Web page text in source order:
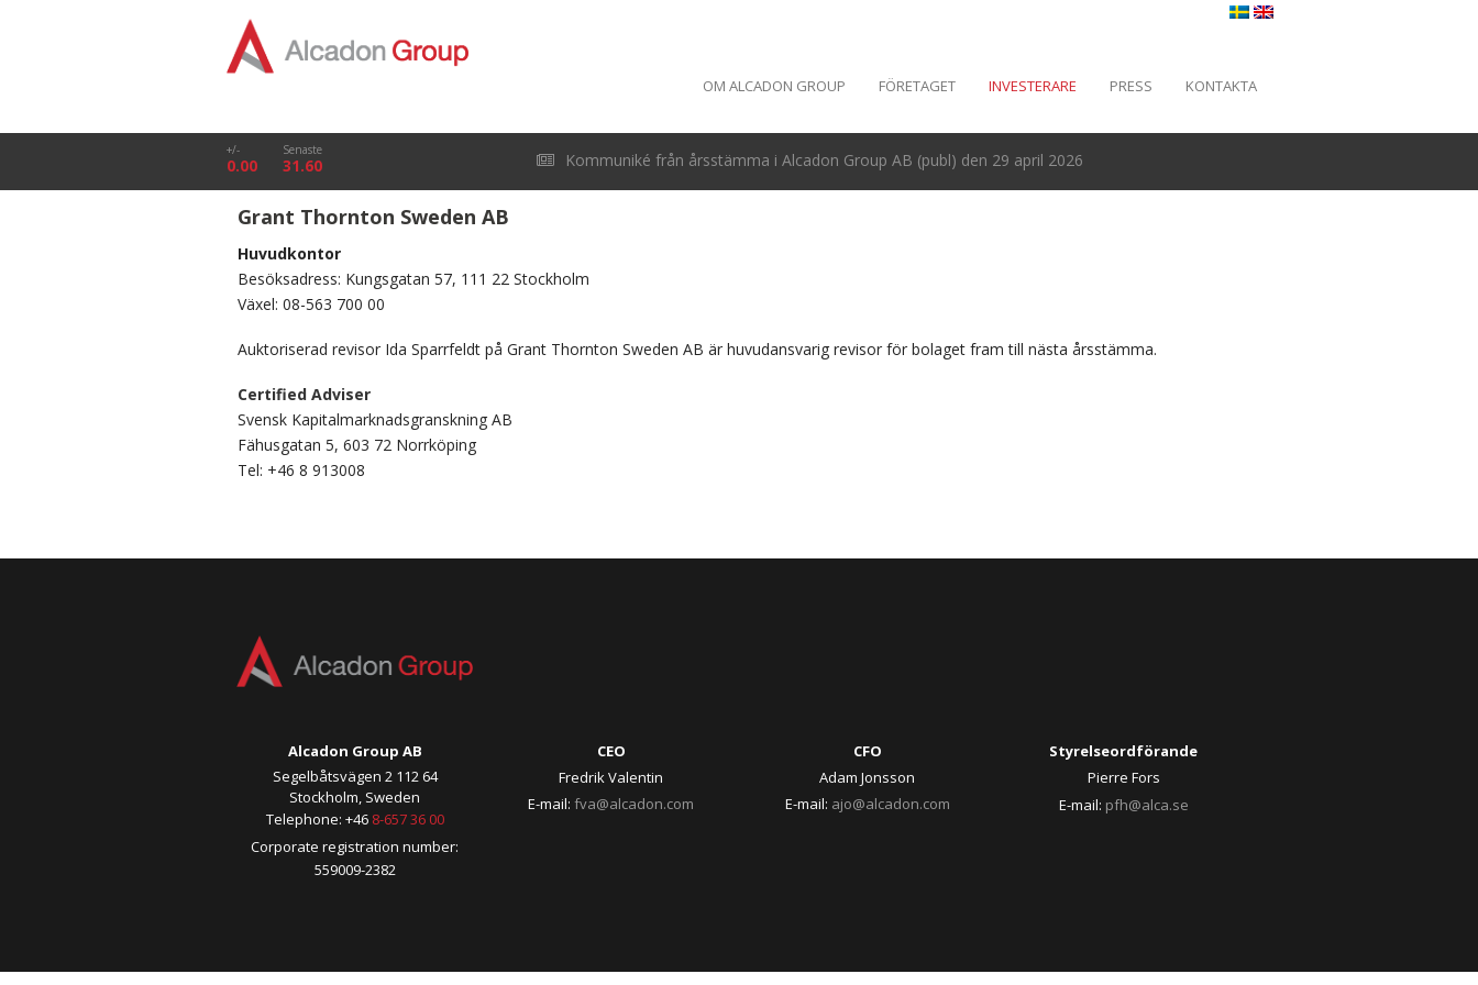
OM ALCADON GROUP FÖRETAGET INVESTERARE PRESS KONTAKTA
+/-
0.00
Senaste
31.60 Kommuniké från årsstämma i Alcadon Group AB (publ) den 29 april 2026
Grant Thornton Sweden AB
Huvudkontor
Besöksadress: Kungsgatan 57, 111 22 Stockholm
Växel: 08-563 700 00
Auktoriserad revisor Ida Sparrfeldt på Grant Thornton Sweden AB är huvudansvarig revisor för bolaget fram till nästa årsstämma.
Certified Adviser
Svensk Kapitalmarknadsgranskning AB
Fähusgatan 5, 603 72 Norrköping
Tel: +46 8 913008
Alcadon Group AB
Segelbåtsvägen 2 112 64
Stockholm, Sweden
Telephone: +46 8-657 36 00
Corporate registration number:
559009-2382
CEO
Fredrik Valentin
E-mail: fva@alcadon.com
CFO
Adam Jonsson
E-mail: ajo@alcadon.com
Styrelseordförande
Pierre Fors
E-mail: pfh@alca.se